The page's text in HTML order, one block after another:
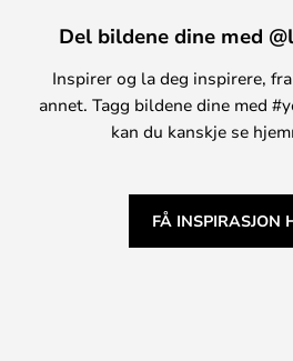
Del bildene dine med
Inspirer og la deg inspirere,
annet. Tagg bildene dine med
kan du kanskje se
FÅ INSPIRASJON